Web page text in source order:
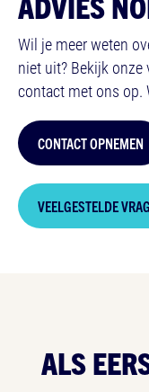
Wil je meer weten
niet uit? Bekijk
contact met ons op.
CONTACT OPNEMEN
VEELGESTELDE
ALS